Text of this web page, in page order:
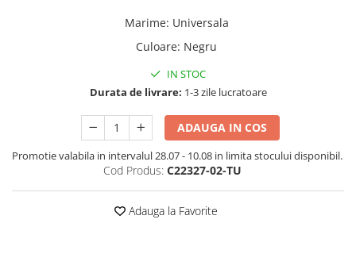
Marime: Universala
Culoare: Negru
IN STOC
Durata de livrare: 1-3 zile lucratoare
ADAUGA IN COS
Promotie valabila in intervalul 28.07 - 10.08 in limita stocului disponibil.
Cod Produs: C22327-02-TU
Adauga la Favorite